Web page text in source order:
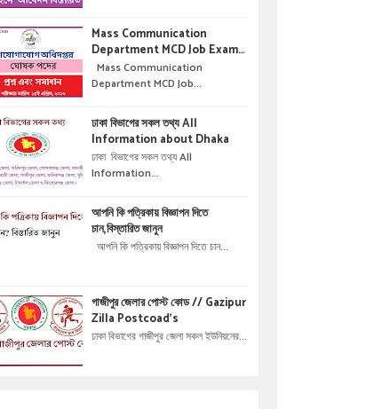
অনলাইনে আবেদন বিস্তারিত ।
Mass Communication
Department MCD Job Exam
Question & solution //
গণযোগাযোগ অধিদপ্তরে নিয়োগ পরীক্ষার
Mass Communication
Department MCD Job...
ঢাকা বিভাগের সকল তথ্য All
Information about Dhaka
ঢাকা বিভাগের সকল তথ্য All
Information...
আপনি কি পত্রিকায় বিজ্ঞাপন দিতে
চান,বিস্তারিত জানুন
আপনি কি পত্রিকায় বিজ্ঞাপন দিতে চান...
গাজীপুর জেলার পোস্ট কোড // Gazipur
Zilla Postcoad's
ঢাকা বিভাগের গাজীপুর জেলা সকল ইউনিয়নের...